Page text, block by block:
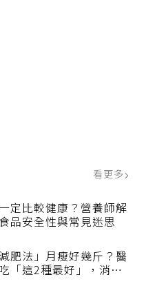
看更多
定比較健康？營養師解
品安全性與常見迷思
肥法」月瘦好幾斤？醫
「這2種最好」，消脹